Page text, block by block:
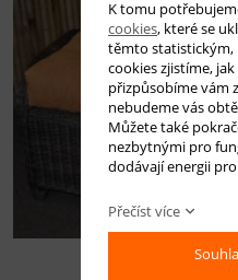
K tomu
cookies, které se
těmto statistickým,
cookies zjistíme,
přizpůsobíme vám
nebudeme vás
Můžete také
nezbytnými pro
dodávají energii
Přečíst více